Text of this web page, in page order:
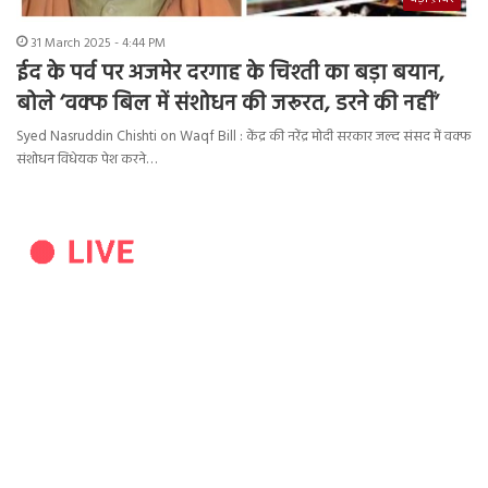
31 March 2025 - 4:44 PM
ईद के पर्व पर अजमेर दरगाह के चिश्ती का बड़ा बयान,
बोले ‘वक्फ बिल में संशोधन की जरूरत, डरने की नहीं’
Syed Nasruddin Chishti on Waqf Bill : केंद्र की नरेंद्र मोदी सरकार जल्द संसद में वक्फ
संशोधन विधेयक पेश करने…